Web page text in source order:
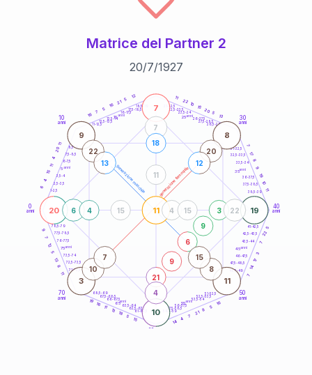
Matrice del Partner 2
20/7/1927
generazione maschile generazione femminile
0
anni
10
anni
30
anni
40
anni
50
anni
60
70
anni
1-2,5
2,5-3,5
3,5-4
6-7,5
7,5-8,5
8,5-9
11-12,5
12,5-13,5
13,5-14
16-17,5
17,5-18,5
18,5-19 21-22,5
22,5-23,5
23,5-24
26-27,5
27,5-28,5
28,5-29
31-32,5
32,5-33,5
33,5-34
36-37,5
37,5-38,5
38,5-39
41-42,5
42,5-43,5
43,5-44
46-47,5
47,5-48,5
48,5-49
51-52,5
52,5-53,5
53,5-54
56-57,5
57,5-58,5
58,5-59
61-62,5
62,5-63,5
63,5-64
66-67,5
67,5-68,5
68,5-69
71-72,5
72,5-73,5
73,5-74
76-77,5
77,5-78,5
78,5-79
6
4
15
11
4
20
11
16 7
5
16
21 5
12 11
22 10
15
20 5
13
7
17
8
9
19
10
11
5
22
7
3
17
14
7
16
5
8
21
7
4
14
15
5
18
13
11
16
19
11
8
13
5
12
7
9
20
7
19
10
11
9 8
3 11
21
9
6
9
3
6
7
22
4
4
18
4 15
15
11
22
13
20
12
10
7
8
15
5anni
15 anni 25anni
35anni
45anni
55anni
65anni
75anni